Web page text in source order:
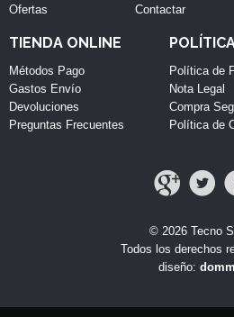
Ofertas
Contactar
TIENDA ONLINE
Métodos Pago
Gastos Envío
Devoluciones
Preguntas Frecuentes
Política de
Nota Legal
Compra
Política de
© 2026 Tecno
Todos los derechos
diseño: